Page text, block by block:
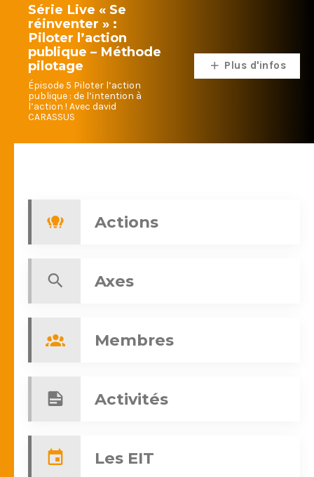
Série Live « Se
réinventer » :
Piloter l’action
publique – Méthode
pilotage
Épisode 5 Piloter l’action
publique : de l’intention à
l’action ! Avec david
CARASSUS
Plus d'infos
Actions
Axes
Membres
Activités
Les EIT